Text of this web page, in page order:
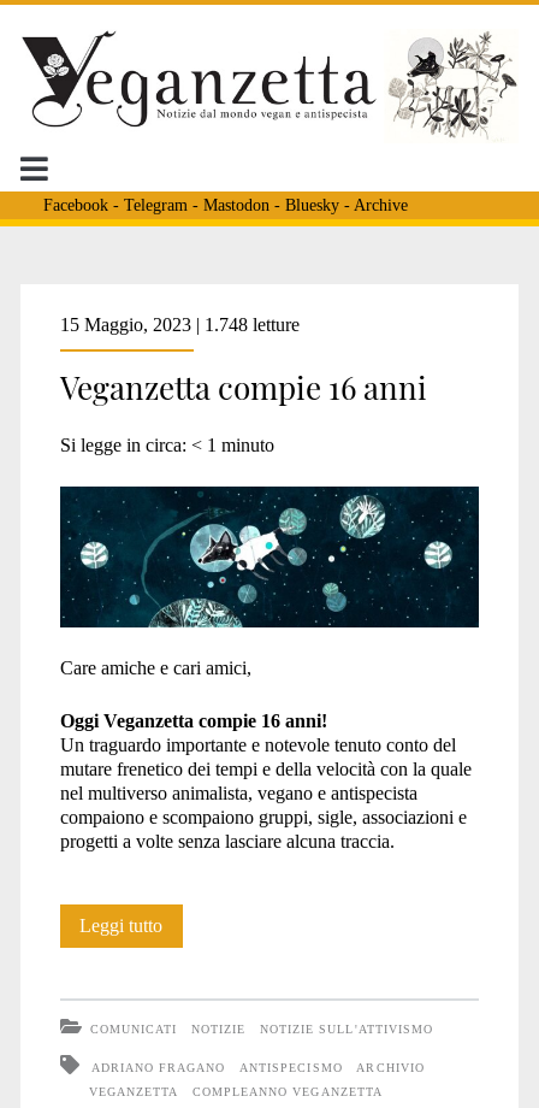
Facebook- Telegram - Mastodon - Bluesky- Archive
Tag:
<span>rivista
antispecista</span>
15 Maggio, 2023 | 1.748 letture
Veganzetta compie 16 anni
Si legge in circa: < 1 minuto
Care amiche e cari amici,
Oggi Veganzetta compie 16 anni!
Un traguardo importante e notevole tenuto conto del
mutare frenetico dei tempi e della velocità con la quale
nel multiverso animalista, vegano e antispecista
compaiono e scompaiono gruppi, sigle, associazioni e
progetti a volte senza lasciare alcuna traccia.
Leggi tuttoVeganzetta
COMUNICATI NOTIZIE NOTIZIE SULL'ATTIVISMO
ADRIANO FRAGANO ANTISPECISMO
ARCHIVIO
VEGANZETTA
COMPLEANNO VEGANZETTA